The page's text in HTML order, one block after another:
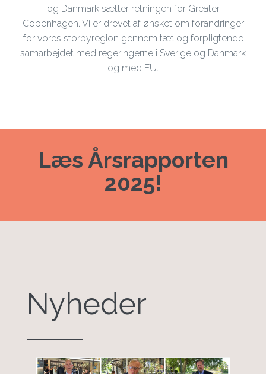
og Danmark sætter retningen for Greater
Copenhagen. Vi er drevet af ønsket om forandringer
for vores storbyregion gennem tæt og forpligtende
samarbejdet med regeringerne i Sverige og Danmark
og med EU.
Læs Årsrapporten
2025!
Nyheder